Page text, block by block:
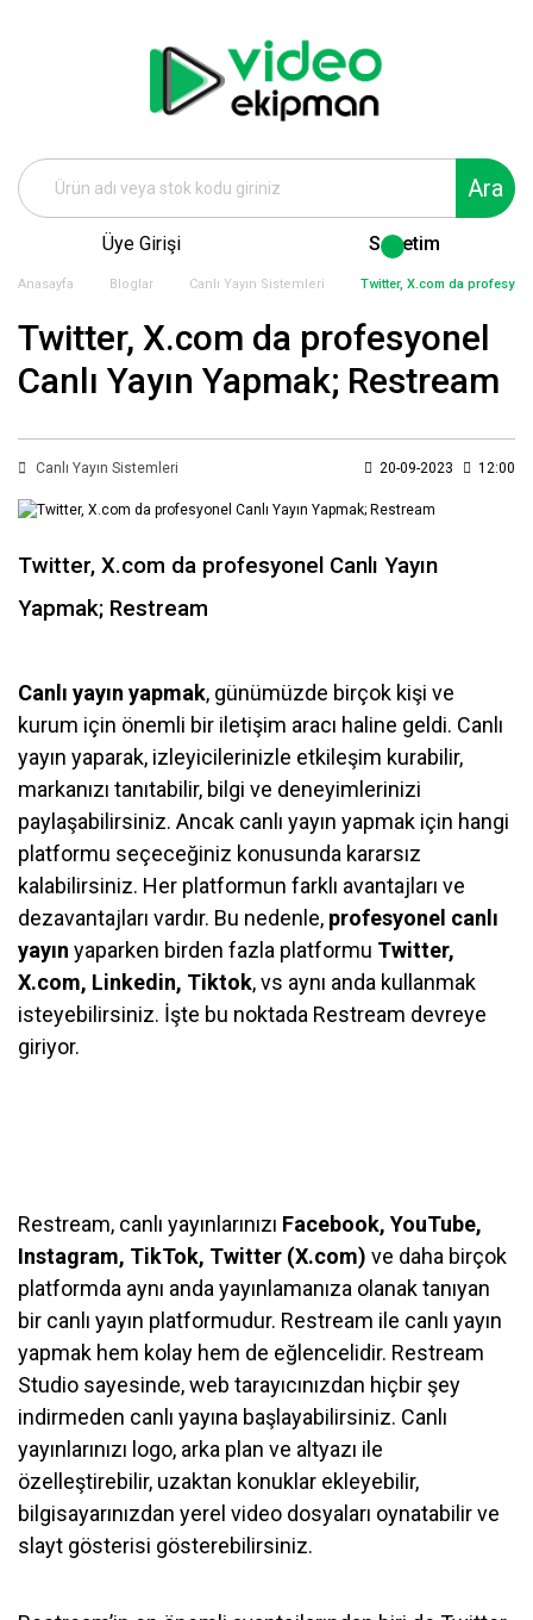
Ara
Üye Girişi Sepetim
Anasayfa Bloglar Canlı Yayın Sistemleri Twitter, X.com da
Twitter, X.com da profesyonel
Canlı Yayın Yapmak; Restream
Canlı Yayın Sistemleri 20-09-2023 12:00
Twitter, X.com da profesyonel Canlı Yayın
Yapmak; Restream
Canlı yayın yapmak, günümüzde birçok kişi ve
kurum için önemli bir iletişim aracı haline geldi. Canlı
yayın yaparak, izleyicilerinizle etkileşim kurabilir,
markanızı tanıtabilir, bilgi ve deneyimlerinizi
paylaşabilirsiniz. Ancak canlı yayın yapmak için hangi
platformu seçeceğiniz konusunda kararsız
kalabilirsiniz. Her platformun farklı avantajları ve
dezavantajları vardır. Bu nedenle, profesyonel canlı
yayın yaparken birden fazla platformu Twitter,
X.com, Linkedin, Tiktok, vs aynı anda kullanmak
isteyebilirsiniz. İşte bu noktada Restream devreye
giriyor.
Restream, canlı yayınlarınızı Facebook, YouTube,
Instagram, TikTok, Twitter (X.com) ve daha birçok
platformda aynı anda yayınlamanıza olanak tanıyan
bir canlı yayın platformudur. Restream ile canlı yayın
yapmak hem kolay hem de eğlencelidir. Restream
Studio sayesinde, web tarayıcınızdan hiçbir şey
indirmeden canlı yayına başlayabilirsiniz. Canlı
yayınlarınızı logo, arka plan ve altyazı ile
özelleştirebilir, uzaktan konuklar ekleyebilir,
bilgisayarınızdan yerel video dosyaları oynatabilir ve
slayt gösterisi gösterebilirsiniz.